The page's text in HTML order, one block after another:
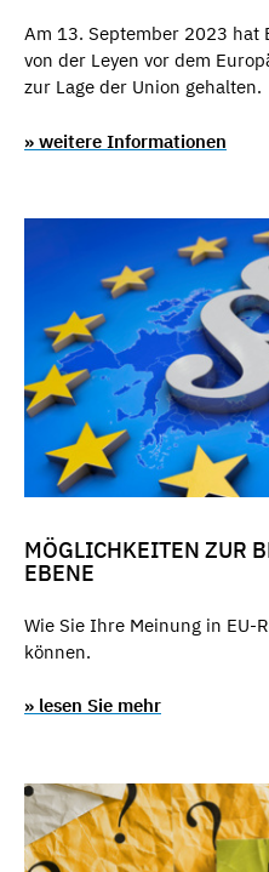
Am 13. September 2023 hat
von der Leyen vor dem
zur Lage der Union gehalten.
» weitere Informationen
MÖGLICHKEITEN ZUR
EBENE
Wie Sie Ihre Meinung in EU-
können.
» lesen Sie mehr